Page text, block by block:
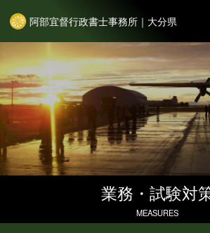
阿部宜督行政書士事務所｜大分県
業務・試験対
MEASURES